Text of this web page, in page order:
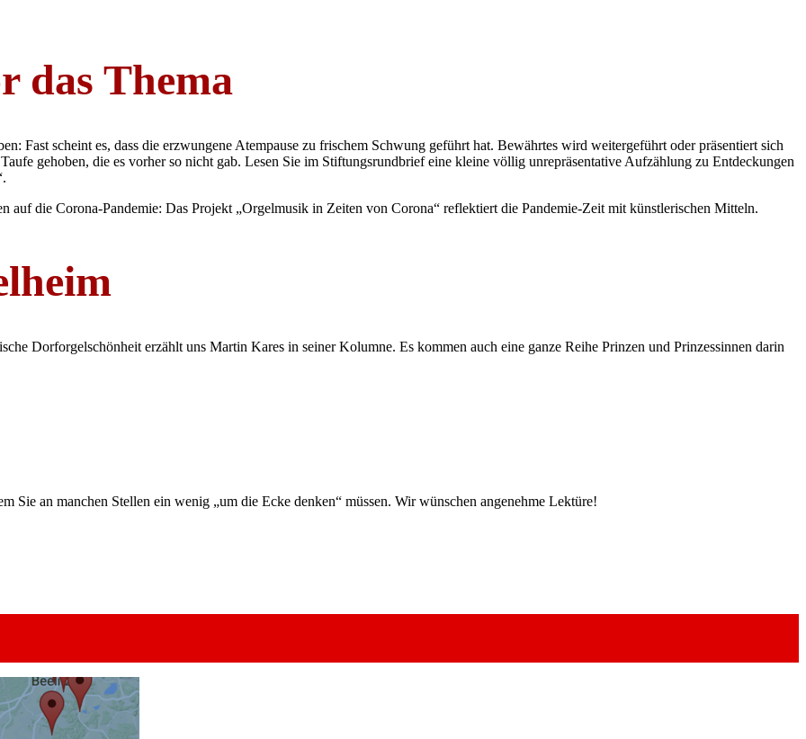
das Thema
Fast scheint es, dass die erzwungene Atempause zu frischem Schwung geführt hat. Bewährtes wird weitergeführt oder präsentiert sich
gehoben, die es vorher so nicht gab. Lesen Sie im Stiftungsrundbrief eine kleine völlig unrepräsentative Aufzählung zu Entdeckungen
auf die Corona-Pandemie: Das Projekt „Orgelmusik in Zeiten von Corona“ reflektiert die Pandemie-Zeit mit künstlerischen Mitteln.
Dorforgelschönheit erzählt uns Martin Kares in seiner Kolumne. Es kommen auch eine ganze Reihe Prinzen und Prinzessinnen darin
Sie an manchen Stellen ein wenig „um die Ecke denken“ müssen. Wir wünschen angenehme Lektüre!